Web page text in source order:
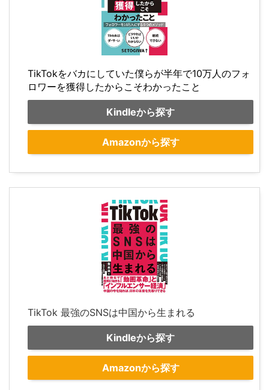
TikTokをバカにしていた僕らが半年で10万人のフォ
ロワーを獲得したからこそわかったこと
Kindleから探す
Amazonから探す
TikTok 最強のSNSは中国から生まれる
Kindleから探す
Amazonから探す